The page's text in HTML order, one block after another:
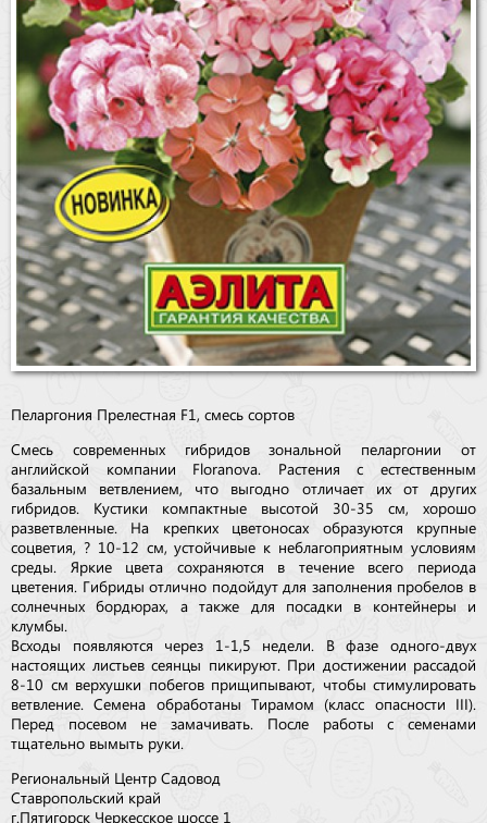
Пеларгония Прелестная F1, смесь сортов
Смесь современных гибридов зональной пеларгонии от
английской компании Floranova. Растения с естественным
базальным ветвлением, что выгодно отличает их от других
гибридов. Кустики компактные высотой 30-35 см, хорошо
разветвленные. На крепких цветоносах образуются крупные
соцветия, ? 10-12 см, устойчивые к неблагоприятным условиям
среды. Яркие цвета сохраняются в течение всего периода
цветения. Гибриды отлично подойдут для заполнения пробелов в
солнечных бордюрах, а также для посадки в контейнеры и
клумбы.
Всходы появляются через 1-1,5 недели. В фазе одного-двух
настоящих листьев сеянцы пикируют. При достижении рассадой
8-10 см верхушки побегов прищипывают, чтобы стимулировать
ветвление. Семена обработаны Тирамом (класс опасности III).
Перед посевом не замачивать. После работы с семенами
тщательно вымыть руки.
Региональный Центр Садовод
Ставропольский край
г.Пятигорск Черкесское шоссе 1